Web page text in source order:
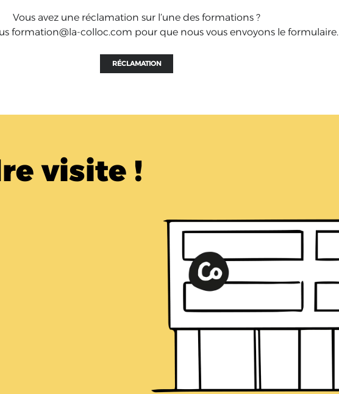
Vous avez une réclamation sur l’une des formations ?
formation@la-colloc.com pour que nous vous envoyons le formulaire.
RÉCLAMATION
visite !